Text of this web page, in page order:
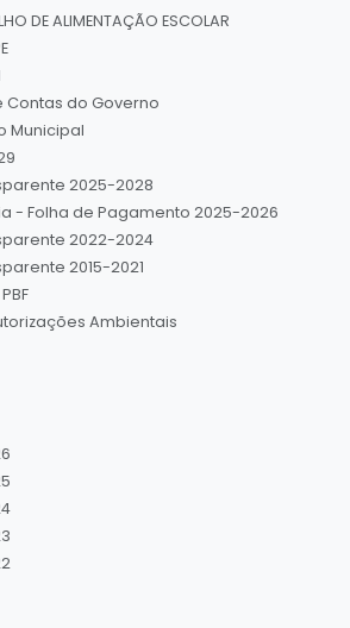
DE ALIMENTAÇÃO ESCOLAR
Contas do Governo
Municipal
2025-2028
- Folha de Pagamento 2025-2026
2022-2024
2015-2021
Ambientais